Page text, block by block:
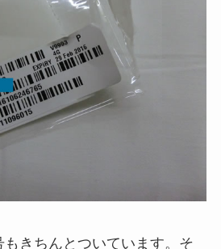
きちんとついています。そ